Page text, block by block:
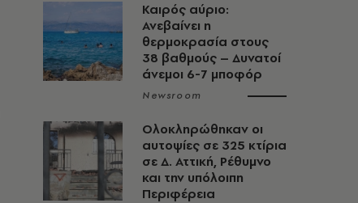
Καιρός αύριο:
Ανεβαίνει η
θερμοκρασία στους
38 βαθμούς – Δυνατοί
άνεμοι 6-7 μποφόρ
Newsroom
Ολοκληρώθηκαν οι
αυτοψίες σε 325 κτίρια
σε Δ. Αττική, Ρέθυμνο
και την υπόλοιπη
Περιφέρεια